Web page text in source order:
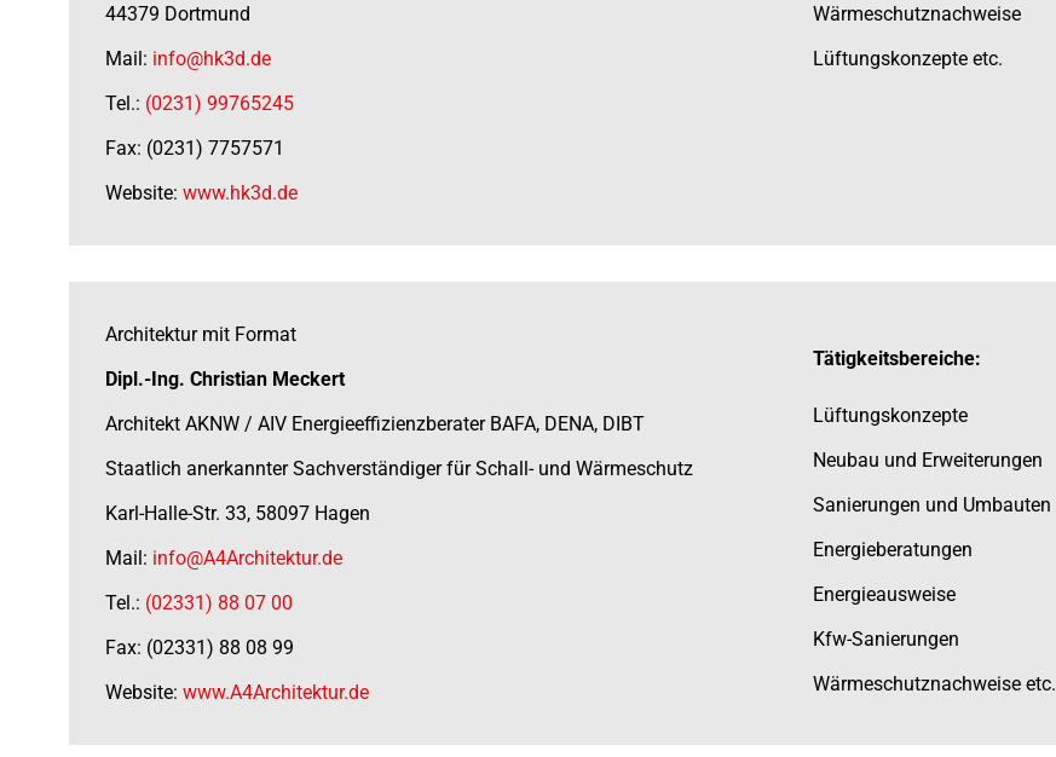
44379 Dortmund
Mail: info@hk3d.de
Tel.: (0231) 99765245
Fax: (0231) 7757571
Website: www.hk3d.de
Wärmeschutznachweise
Lüftungskonzepte etc.
Architektur mit Format
Dipl.-Ing. Christian Meckert
Architekt AKNW / AIV Energieeffizienzberater BAFA, DENA, DIBT
Staatlich anerkannter Sachverständiger für Schall- und Wärmeschutz
Karl-Halle-Str. 33, 58097 Hagen
Mail: info@A4Architektur.de
Tel.: (02331) 88 07 00
Fax: (02331) 88 08 99
Website: www.A4Architektur.de
Tätigkeitsbereiche:
Lüftungskonzepte
Neubau und Erweiterungen
Sanierungen und Umbauten
Energieberatungen
Energieausweise
Kfw-Sanierungen
Wärmeschutznachweise etc.